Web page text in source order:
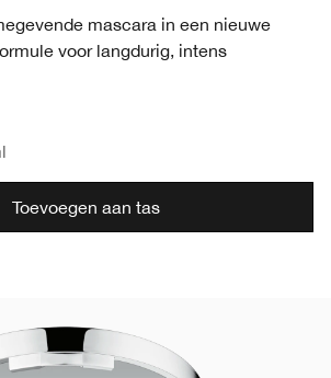
mascara in een nieuwe
voor langdurig, intens
Toevoegen aan tas